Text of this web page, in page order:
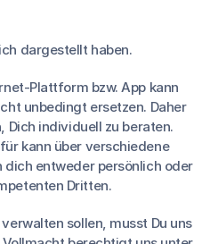
dargestellt haben.
Plattform bzw. App kann
unbedingt ersetzen. Daher
Dich individuell zu beraten.
kann über verschiedene
dich entweder persönlich oder
Dritten.
sollen, musst Du uns